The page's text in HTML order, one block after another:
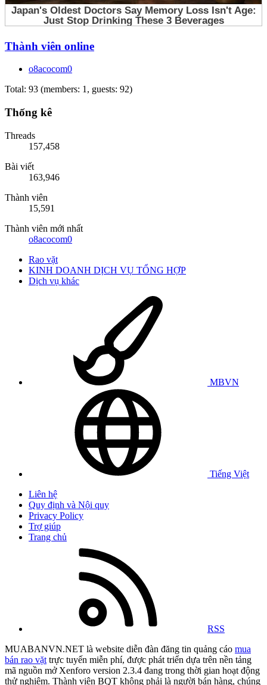
Thành viên online
o8acocom0
Total: 93 (members: 1, guests: 92)
Thống kê
Threads
157,458
Bài viết
163,946
Thành viên
15,591
Thành viên mới nhất
o8acocom0
Rao vặt
KINH DOANH DỊCH VỤ TỔNG HỢP
Dịch vụ khác
MBVN
Tiếng Việt
Liên hệ
Quy định và Nội quy
Privacy Policy
Trợ giúp
Trang chủ
RSS
MUABANVN.NET là website diễn đàn đăng tin quảng cáo mua
bán rao vặt trực tuyến miễn phí, được phát triển dựa trên nền tảng
mã nguồn mở Xenforo version 2.3.4 đang trong thời gian hoạt động
thử nghiệm. Thành viên BQT không phải là người bán hàng, chúng